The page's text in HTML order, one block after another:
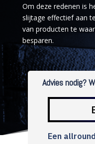
Om deze redenen is
slijtage effectief aan
van producten te
besparen.
Advies nodig?
Een